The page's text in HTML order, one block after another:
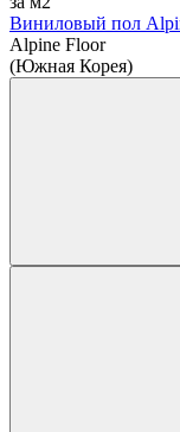
Виниловый пол
Alpine Floor
(Южная Корея)